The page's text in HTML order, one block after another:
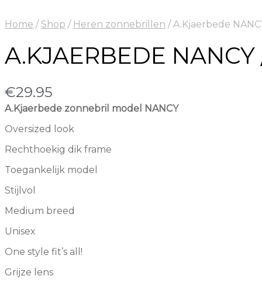
Home / Shop / Heren zonnebrillen /A.Kjaerbede
A.KJAERBEDE
€29.95
A.Kjaerbede zonnebril model NANCY
Oversized look
Rechthoekig dik frame
Toegankelijk model
Stijlvol
Medium breed
Unisex
One style fit’s all!
Grijze lens